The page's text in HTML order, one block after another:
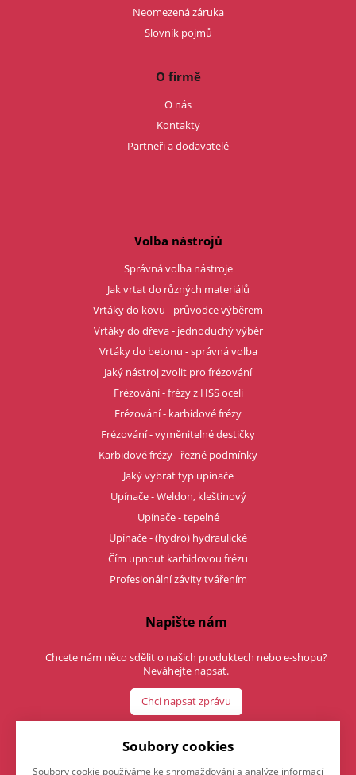
Neomezená záruka
Slovník pojmů
O firmě
O nás
Kontakty
Partneři a dodavatelé
Volba nástrojů
Správná volba nástroje
Jak vrtat do různých materiálů
Vrtáky do kovu - průvodce výběrem
Vrtáky do dřeva - jednoduchý výběr
Vrtáky do betonu - správná volba
Jaký nástroj zvolit pro frézování
Frézování - frézy z HSS oceli
Frézování - karbidové frézy
Frézování - vyměnitelné destičky
Karbidové frézy - řezné podmínky
Jaký vybrat typ upínače
Upínače - Weldon, kleštinový
Upínače - tepelné
Upínače - (hydro) hydraulické
Čím upnout karbidovou frézu
Profesionální závity tvářením
Napište nám
Chcete nám něco sdělit o našich produktech nebo e-shopu?
Neváhejte napsat.
Chci napsat zprávu
Soubory cookies
Soubory cookie používáme ke shromažďování a analýze informací